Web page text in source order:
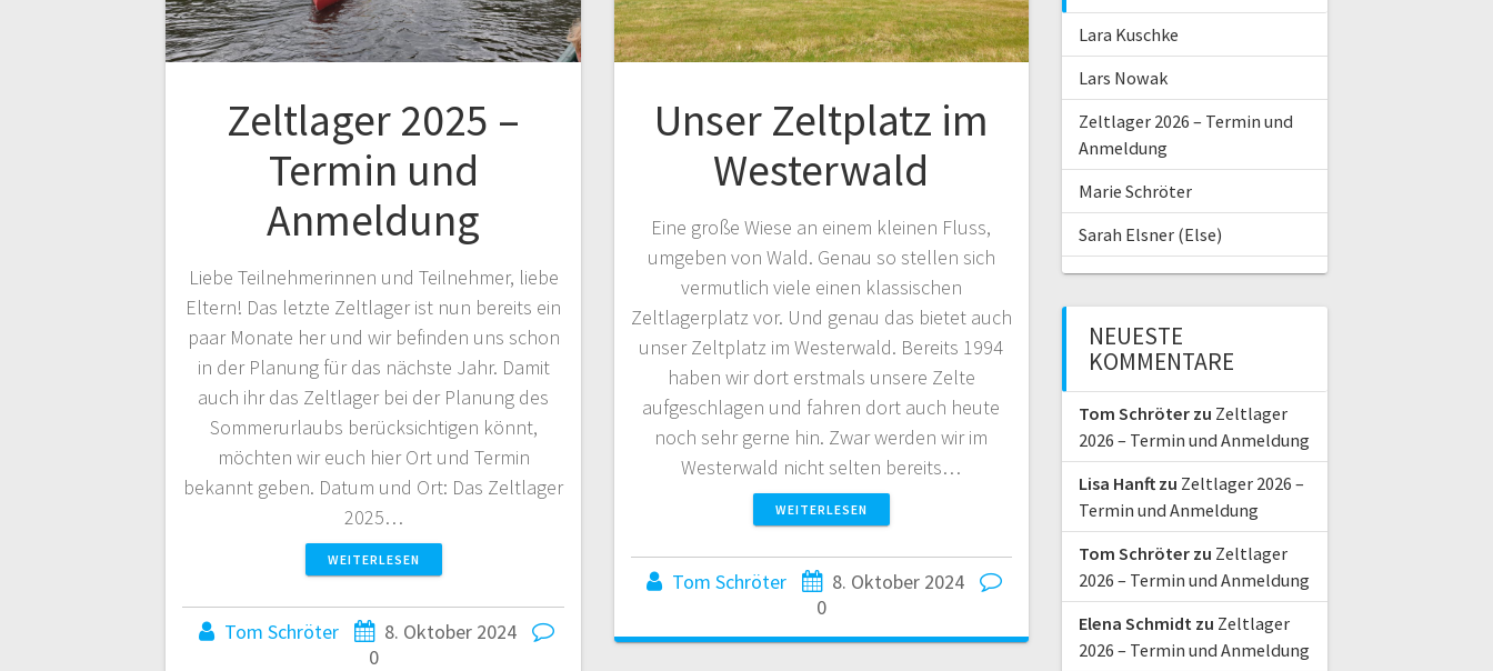
Zeltlager 2025 –
Termin und
Anmeldung
Liebe Teilnehmerinnen und Teilnehmer, liebe
Eltern! Das letzte Zeltlager ist nun bereits ein
paar Monate her und wir befinden uns schon
in der Planung für das nächste Jahr. Damit
auch ihr das Zeltlager bei der Planung des
Sommerurlaubs berücksichtigen könnt,
möchten wir euch hier Ort und Termin
bekannt geben. Datum und Ort: Das Zeltlager
2025…
WEITERLESEN
Tom Schröter
8. Oktober 2024
0
Unser Zeltplatz im
Westerwald
Eine große Wiese an einem kleinen Fluss,
umgeben von Wald. Genau so stellen sich
vermutlich viele einen klassischen
Zeltlagerplatz vor. Und genau das bietet auch
unser Zeltplatz im Westerwald. Bereits 1994
haben wir dort erstmals unsere Zelte
aufgeschlagen und fahren dort auch heute
noch sehr gerne hin. Zwar werden wir im
Westerwald nicht selten bereits…
WEITERLESEN
Tom Schröter
8. Oktober 2024
0
Lara Kuschke
Lars Nowak
Zeltlager 2026 – Termin und
Anmeldung
Marie Schröter
Sarah Elsner (Else)
NEUESTE
KOMMENTARE
Tom Schröterzu Zeltlager
2026 – Termin und Anmeldung
Lisa Hanftzu Zeltlager 2026 –
Termin und Anmeldung
Tom Schröterzu Zeltlager
2026 – Termin und Anmeldung
Elena Schmidtzu Zeltlager
2026 – Termin und Anmeldung